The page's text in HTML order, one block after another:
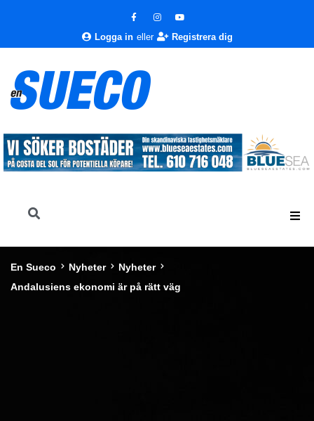
Logga in eller Registrera dig
En Sueco Nyheter
Nyheter
Andalusiens ekonomi är på rätt väg